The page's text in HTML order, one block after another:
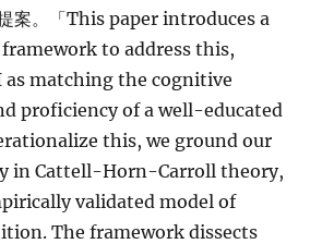
案。「This paper introduces a
to address this,
as matching the cognitive
proficiency of a well-educated
this, we ground our
in Cattell-Horn-Carroll theory,
validated model of
The framework dissects